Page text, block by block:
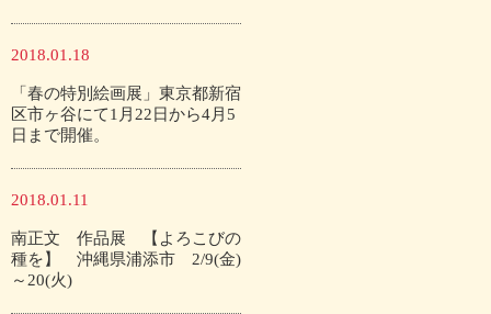
2018.01.18
「春の特別絵画展」東京都新宿
区市ヶ谷にて1月22日から4月5
日まで開催。
2018.01.11
南正文 作品展 【よろこびの
種を】 沖縄県浦添市 2/9(金)
～20(火)